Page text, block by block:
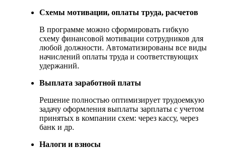
Схемы мотивации, оплаты труда, расчетов
В программе можно сформировать гибкую
схему финансовой мотивации сотрудников для
любой должности. Автоматизированы все виды
начислений оплаты труда и соответствующих
удержаний.
Выплата заработной платы
Решение полностью оптимизирует трудоемкую
задачу оформления выплаты зарплаты с учетом
принятых в компании схем: через кассу, через
банк и др.
Налоги и взносы